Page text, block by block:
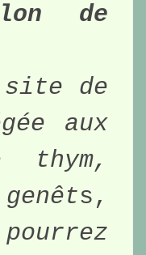
de
site de
aux
thym,
s,